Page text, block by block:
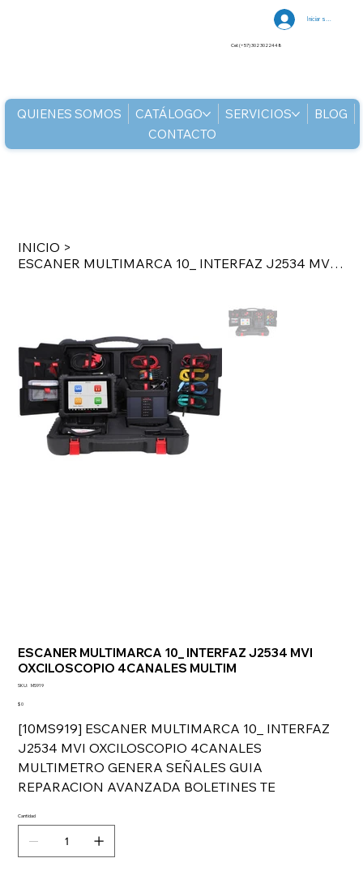
QUIENES SOMOS CATÁLOGO SERVICIOS
BLOG
CONTACTO
Iniciar sesión
Cel: (+57) 302 3022448
INICIO >
ESCANER MULTIMARCA 10_ INTERFAZ J2534 MVI OXCILOSCOPIO 4CANALES MULTIM
ESCANER MULTIMARCA 10_ INTERFAZ J2534 MVI
OXCILOSCOPIO 4CANALES MULTIM
SKU: SKU
MS919
Precio
$ 0
[10MS919] ESCANER MULTIMARCA 10_ INTERFAZ
J2534 MVI OXCILOSCOPIO 4CANALES
MULTIMETRO GENERA SEÑALES GUIA
REPARACION AVANZADA BOLETINES TE
Cantidad